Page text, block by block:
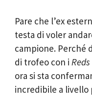
Pare che l’ex
testa di voler
campione. Perché
di trofeo con i Reds
ora si sta
incredibile a livello